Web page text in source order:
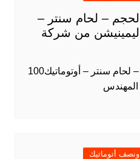
– لحام سنتر –
ملل – ليمينيشن من شركة
ماكينة تعبئة سوائل بالحجم – لحام سنتر – أوتوماتيك100
ونصف أتوماتيك